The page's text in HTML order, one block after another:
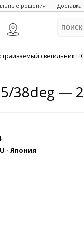
решения Доставка
светильник
38deg —
- Япония